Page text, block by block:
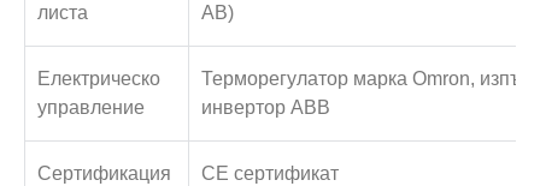
листа
AB)
Електрическо
управление
Терморегулатор марка Omron,
инвертор ABB
Сертификация CE сертификат